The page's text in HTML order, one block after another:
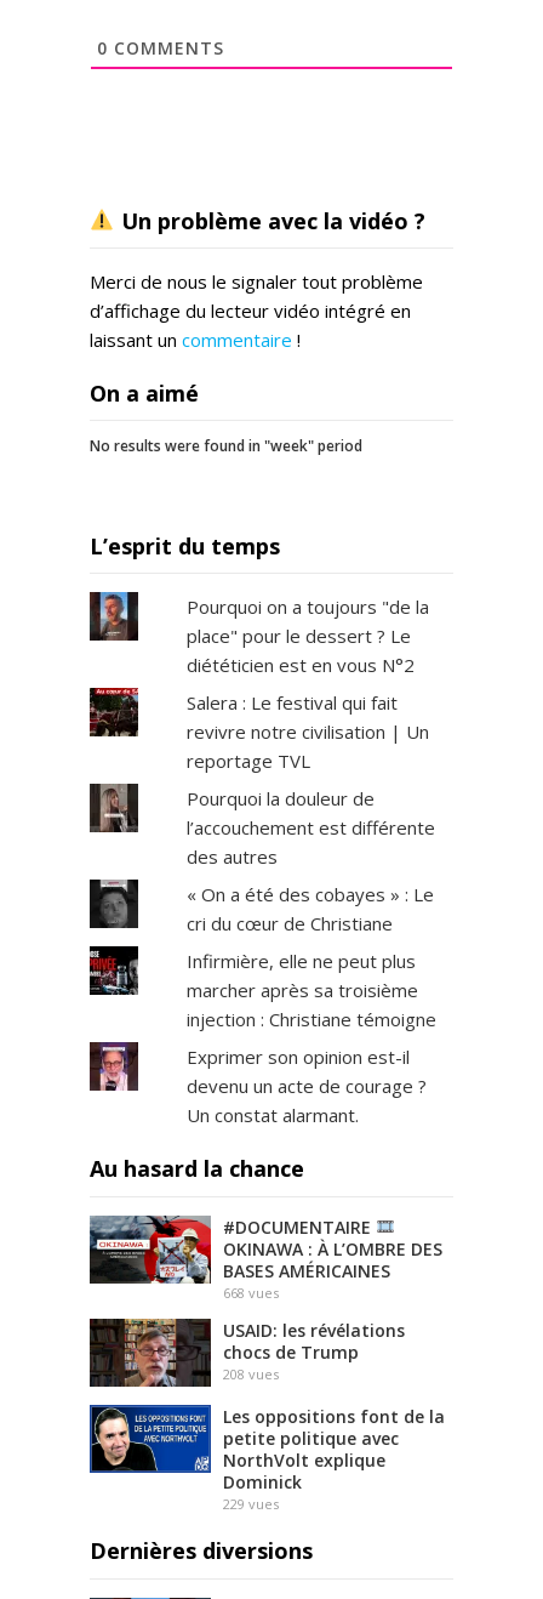
0 COMMENTS
Un problème avec la vidéo ?
Merci de nous le signaler tout problème
d’affichage du lecteur vidéo intégré en
laissant un commentaire !
On a aimé
No results were found in "week" period
L’esprit du temps
Pourquoi on a toujours "de la
place" pour le dessert ? Le
diététicien est en vous N°2
Salera : Le festival qui fait
revivre notre civilisation | Un
reportage TVL
Pourquoi la douleur de
l’accouchement est différente
des autres
« On a été des cobayes » : Le
cri du cœur de Christiane
Infirmière, elle ne peut plus
marcher après sa troisième
injection : Christiane témoigne
Exprimer son opinion est-il
devenu un acte de courage ?
Un constat alarmant.
Au hasard la chance
#DOCUMENTAIRE
OKINAWA : À L’OMBRE DES
BASES AMÉRICAINES
668 vues
USAID: les révélations
chocs de Trump
208 vues
Les oppositions font de la
petite politique avec
NorthVolt explique
Dominick
229 vues
Dernières diversions